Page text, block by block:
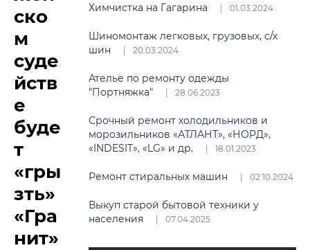
ско
м
суде
йств
е
буде
т
«гры
зть»
«Гра
нит»
Химчистка на Гагарина 01.03.2024
Шиномонтаж легковых, грузовых, с/х
шин
20.03.2024
Ателье по ремонту одежды
"Портняжка"
28.06.2023
Срочный ремонт холодильников и
морозильников «АТЛАНТ», «НОРД»,
«INDESIT», «LG» и др.
18.01.2023
Ремонт стиральных машин 02.10.2024
Выкуп старой бытовой техники у
населения
07.04.2025